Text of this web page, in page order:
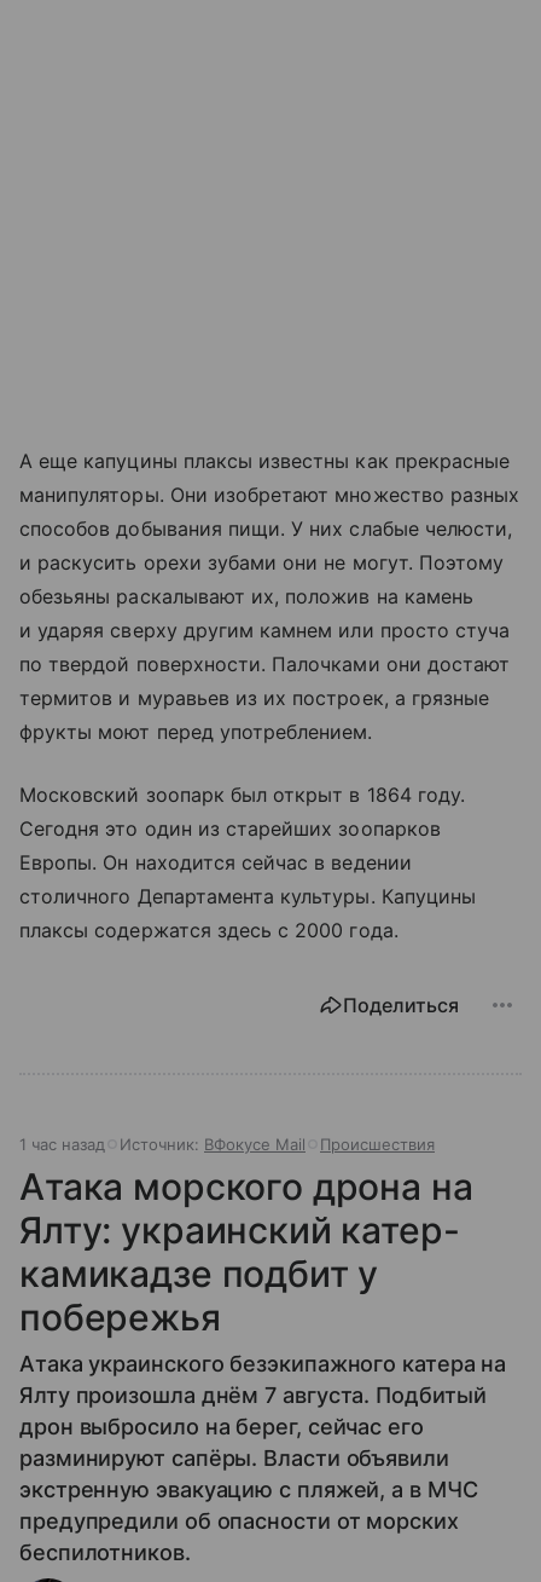
А еще капуцины плаксы известны как прекрасные
манипуляторы. Они изобретают множество разных
способов добывания пищи. У них слабые челюсти,
и раскусить орехи зубами они не могут. Поэтому
обезьяны раскалывают их, положив на камень
и ударяя сверху другим камнем или просто стуча
по твердой поверхности. Палочками они достают
термитов и муравьев из их построек, а грязные
фрукты моют перед употреблением.
Московский зоопарк был открыт в 1864 году.
Сегодня это один из старейших зоопарков
Европы. Он находится сейчас в ведении
столичного Департамента культуры. Капуцины
плаксы содержатся здесь с 2000 года.
Поделиться
1 час назад Источник: ВФокусе Mail Происшествия
Атака морского дрона на
Ялту: украинский катер-
камикадзе подбит у
побережья
Атака украинского безэкипажного катера на
Ялту произошла днём 7 августа. Подбитый
дрон выбросило на берег, сейчас его
разминируют сапёры. Власти объявили
экстренную эвакуацию с пляжей, а в МЧС
предупредили об опасности от морских
беспилотников.